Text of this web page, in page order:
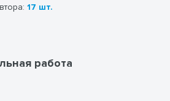
нарушениями.
17 шт.
работа